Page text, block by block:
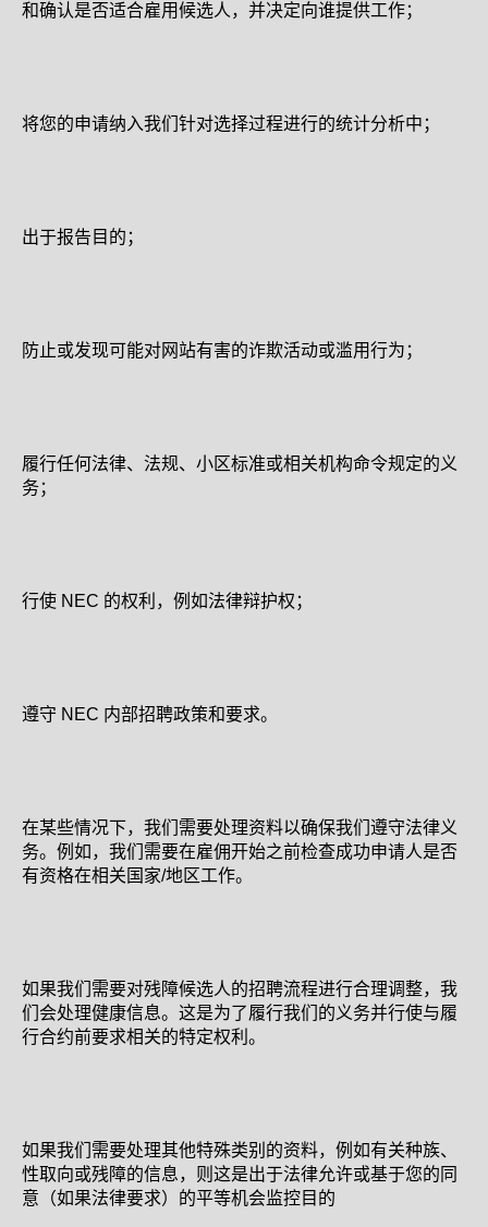
和确认是否适合雇用候选人，并决定向谁提供工作；
将您的申请纳入我们针对选择过程进行的统计分析中；
出于报告目的；
防止或发现可能对网站有害的诈欺活动或滥用行为；
履行任何法律、法规、小区标准或相关机构命令规定的义
务；
行使 NEC 的权利，例如法律辩护权；
遵守 NEC 内部招聘政策和要求。
在某些情况下，我们需要处理资料以确保我们遵守法律义
务。例如，我们需要在雇佣开始之前检查成功申请人是否
有资格在相关国家/地区工作。
如果我们需要对残障候选人的招聘流程进行合理调整，我
们会处理健康信息。这是为了履行我们的义务并行使与履
行合约前要求相关的特定权利。
如果我们需要处理其他特殊类别的资料，例如有关种族、
性取向或残障的信息，则这是出于法律允许或基于您的同
意（如果法律要求）的平等机会监控目的